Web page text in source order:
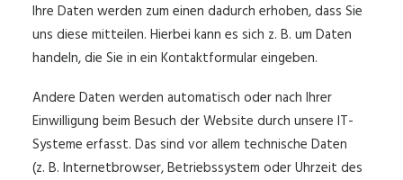
Ihre Daten werden zum einen dadurch erhoben, dass Sie
uns diese mitteilen. Hierbei kann es sich z. B. um Daten
handeln, die Sie in ein Kontaktformular eingeben.
Andere Daten werden automatisch oder nach Ihrer
Einwilligung beim Besuch der Website durch unsere IT-
Systeme erfasst. Das sind vor allem technische Daten
(z. B. Internetbrowser, Betriebssystem oder Uhrzeit des